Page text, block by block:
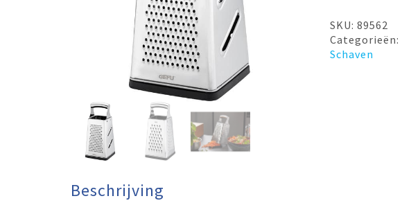
Gefu
aantal
SKU:89562
Categorieën:
Schaven
Beschrijving